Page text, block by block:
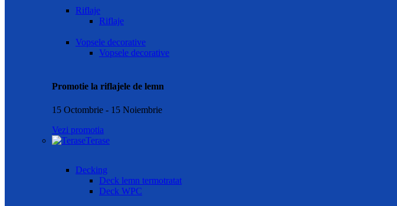
Riflaje
Riflaje
Vopsele decorative
Vopsele decorative
Promotie la riflajele de lemn
15 Octombrie - 15 Noiembrie
Vezi promotia
Terase
Decking
Deck lemn termotratat
Deck WPC